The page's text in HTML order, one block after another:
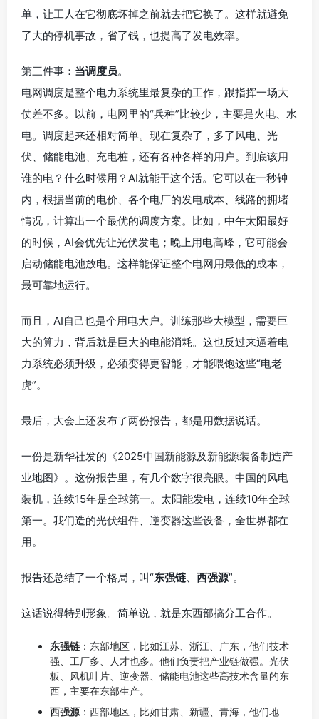
单，让工人在它彻底坏掉之前就去把它换了。这样就避免
了大的停机事故，省了钱，也提高了发电效率。
第三件事： 当调度员。
电网调度是整个电力系统里最复杂的工作，跟指挥一场大
仗差不多。以前，电网里的“兵种”比较少，主要是火电、水
电。调度起来还相对简单。现在复杂了，多了风电、光
伏、储能电池、充电桩，还有各种各样的用户。到底该用
谁的电？什么时候用？AI就能干这个活。它可以在一秒钟
内，根据当前的电价、各个电厂的发电成本、线路的拥堵
情况，计算出一个最优的调度方案。比如，中午太阳最好
的时候，AI会优先让光伏发电；晚上用电高峰，它可能会
启动储能电池放电。这样能保证整个电网用最低的成本，
最可靠地运行。
而且，AI自己也是个用电大户。训练那些大模型，需要巨
大的算力，背后就是巨大的电能消耗。这也反过来逼着电
力系统必须升级，必须变得更智能，才能喂饱这些“电老
虎”。
最后，大会上还发布了两份报告，都是用数据说话。
一份是新华社发的《2025中国新能源及新能源装备制造产
业地图》。这份报告里，有几个数字很亮眼。中国的风电
装机，连续15年是全球第一。太阳能发电，连续10年全球
第一。我们造的光伏组件、逆变器这些设备，全世界都在
用。
报告还总结了一个格局，叫“东强链、西强源”。
这话说得特别形象。简单说，就是东西部搞分工合作。
东强链 ：东部地区，比如江苏、浙江、广东，他们技术
强、工厂多、人才也多。他们负责把产业链做强。光伏
板、风机叶片、逆变器、储能电池这些高技术含量的东
西，主要在东部生产。
西强源 ：西部地区，比如甘肃、新疆、青海，他们地